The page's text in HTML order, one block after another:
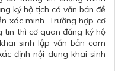
ký hộ tịch có văn bản đề
xác minh. Trường hợp cơ
thì cơ quan đăng ký hộ
sinh lập văn bản cam
định nội dung khai sinh